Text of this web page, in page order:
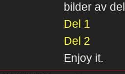
bilder av
Del 1
Del 2
Enjoy it.